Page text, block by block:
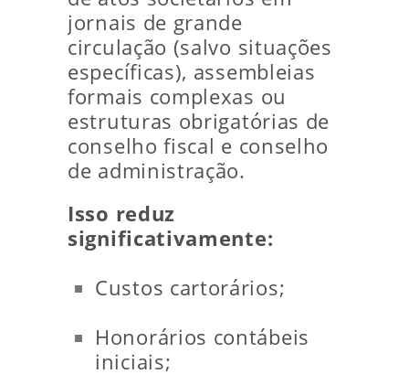
jornais de grande
circulação (salvo situações
específicas), assembleias
formais complexas ou
estruturas obrigatórias de
conselho fiscal e conselho
de administração.
Isso reduz
significativamente:
Custos cartorários;
Honorários contábeis
iniciais;